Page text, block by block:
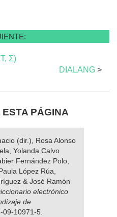
Σ)
DIALANG >
PÁGINA
(dir.), Rosa Alonso
Yolanda Calvo
Fernández Polo,
López Rúa,
& José Ramón
electrónico
de
09-10971-5.